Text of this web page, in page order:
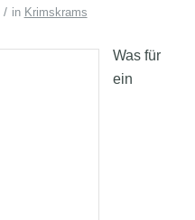
/ in Krimskrams
Was für
ein